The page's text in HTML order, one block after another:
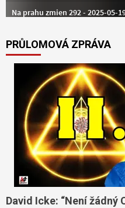
PRŮLOMOVÁ ZPRÁVA
David Icke: “Není žádný